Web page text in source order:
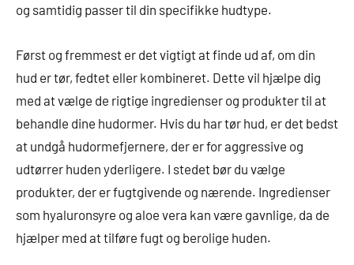
og samtidig passer til din specifikke hudtype.
Først og fremmest er det vigtigt at finde ud af, om din
hud er tør, fedtet eller kombineret. Dette vil hjælpe dig
med at vælge de rigtige ingredienser og produkter til at
behandle dine hudormer. Hvis du har tør hud, er det bedst
at undgå hudormefjernere, der er for aggressive og
udtørrer huden yderligere. I stedet bør du vælge
produkter, der er fugtgivende og nærende. Ingredienser
som hyaluronsyre og aloe vera kan være gavnlige, da de
hjælper med at tilføre fugt og berolige huden.